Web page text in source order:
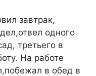
завтрак,
одного
третьего в
На работе
в обед в